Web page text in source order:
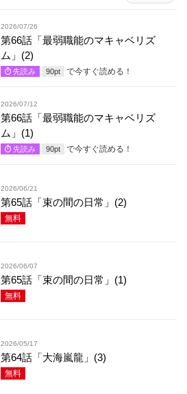
2026/07/26
第66話「最弱職能のマキャベリズ
ム」(2)
先読み 90pt で今すぐ読める！
2026/07/12
第66話「最弱職能のマキャベリズ
ム」(1)
先読み 90pt で今すぐ読める！
2026/06/21
第65話「束の間の日常」(2)
無料
2026/06/07
第65話「束の間の日常」(1)
無料
2026/05/17
第64話「大海嵐龍」(3)
無料